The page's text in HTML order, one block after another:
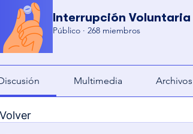
Interrupción Voluntaria
Público · 268 miembros
Multimedia Archivos
Volver